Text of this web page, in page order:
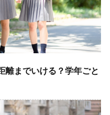
離までいける？学年ごと